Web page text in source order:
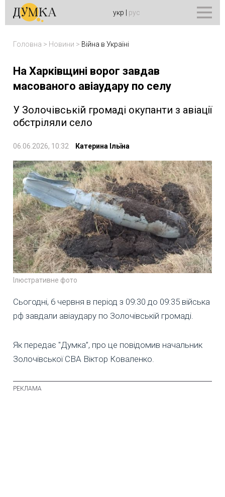
укр рус
Головна > Новини > Війна в Україні
На Харківщині ворог завдав
масованого авіаудару по селу
У Золочівській громаді окупанти з авіації
обстріляли село
06.06.2026, 10:32 Катерина Ільїна
Ілюстративне фото
Сьогодні, 6 червня в період з 09:30 до 09:35 війська
рф завдали авіаудару по Золочівській громаді.
Як передає "Думка”, про це повідомив начальник
Золочівської СВА Віктор Коваленко.